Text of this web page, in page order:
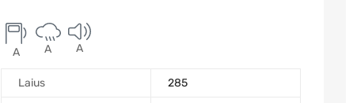
A A A
Laius 285